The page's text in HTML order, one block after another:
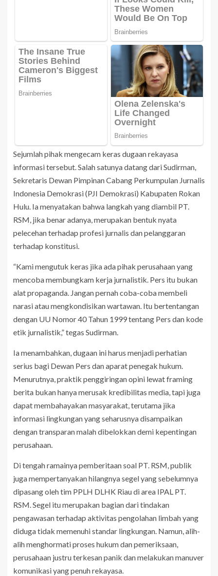
Sejumlah pihak mengecam keras dugaan rekayasa
informasi tersebut. Salah satunya datang dari Sudirman,
Sekretaris Dewan Pimpinan Cabang Perkumpulan Jurnalis
Indonesia Demokrasi (PJI Demokrasi) Kabupaten Rokan
Hulu. Ia menyatakan bahwa langkah yang diambil PT.
RSM, jika benar adanya, merupakan bentuk nyata
pelecehan terhadap profesi jurnalis dan pelanggaran
terhadap konstitusi.
“Kami mengutuk keras jika ada pihak perusahaan yang
mencoba membungkam kerja jurnalistik. Pers itu bukan
alat propaganda. Jangan pernah coba-coba membeli
narasi atau mengkondisikan wartawan. Itu bertentangan
dengan UU Nomor 40 Tahun 1999 tentang Pers dan kode
etik jurnalistik,” tegas Sudirman.
Ia menambahkan, dugaan ini harus menjadi perhatian
serius bagi Dewan Pers dan aparat penegak hukum.
Menurutnya, praktik penggiringan opini lewat framing
berita bukan hanya merusak kredibilitas media, tapi juga
dapat membahayakan masyarakat, terutama jika
informasi lingkungan yang seharusnya disampaikan
dengan transparan malah dibelokkan demi kepentingan
perusahaan.
Di tengah ramainya pemberitaan soal PT. RSM, publik
juga mempertanyakan hilangnya segel yang sebelumnya
dipasang oleh tim PPLH DLHK Riau di area IPAL PT.
RSM. Segel itu merupakan bagian dari tindakan
pengawasan terhadap aktivitas pengolahan limbah yang
diduga tidak memenuhi standar lingkungan. Namun, alih-
alih menghormati proses hukum dan pemeriksaan,
perusahaan justru terkesan panik dan melakukan manuver
komunikasi yang penuh rekayasa.